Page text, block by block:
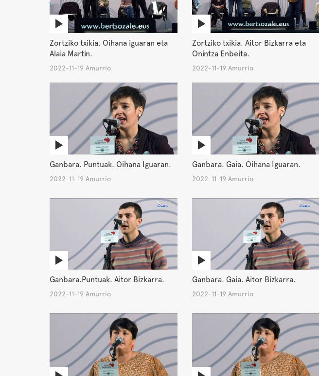
Zortziko txikia. Oihana iguaran eta
Alaia Martin.
2022-11-19 Amurrio
Zortziko txikia. Aitor Bizkarra eta
Onintza Enbeita.
2022-11-19 Amurrio
Ganbara. Puntuak. Oihana Iguaran.
2022-11-19 Amurrio
Ganbara. Gaia. Oihana Iguaran.
2022-11-19 Amurrio
Ganbara.Puntuak. Aitor Bizkarra.
2022-11-19 Amurrio
Ganbara. Gaia. Aitor Bizkarra.
2022-11-19 Amurrio